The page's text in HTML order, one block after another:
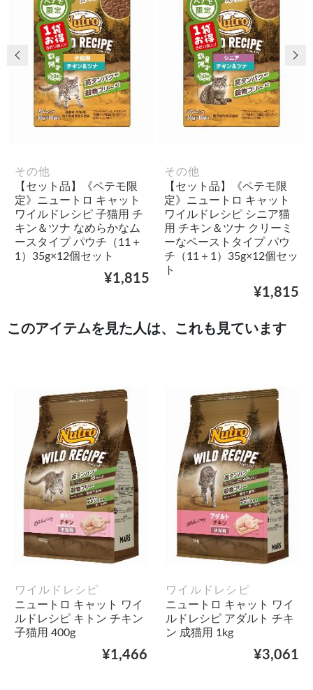
その他
【セット品】《ペテモ限
定》ニュートロ キャット
ワイルドレシピ 子猫用 チ
キン＆ツナ なめらかなム
ースタイプ パウチ（11＋
1）35g×12個セット
¥1,815
その他
【セット品】《ペテモ限
定》ニュートロ キャット
ワイルドレシピ シニア猫
用 チキン＆ツナ クリーミ
ーなペーストタイプ パウ
チ（11＋1）35g×12個セッ
ト
¥1,815
前の画像 次
このアイテムを見た人は、これも見ています
ワイルドレシピ
ニュートロ キャット ワイ
ルドレシピ キトン チキン
子猫用 400g
¥1,466
ワイルドレシピ
ニュートロ キャット ワイ
ルドレシピ アダルト チキ
ン 成猫用 1kg
¥3,061